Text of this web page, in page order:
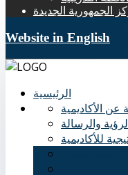
الجمهورية الجديدة
Website in English
الرئيسية
عن الأكاديمية
والرسالة
للأكاديمية
العلمي